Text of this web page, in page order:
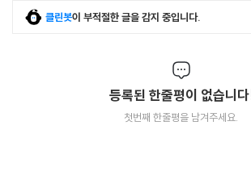
클린봇이 부적절한 글을 감지 중입니다.
등록된 한줄평이 없습니
첫번째 한줄평을 남겨주세요.